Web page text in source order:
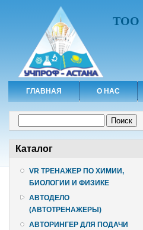
ТОО
ГЛАВНАЯ О НАС
Каталог
VR ТРЕНАЖЕР ПО ХИМИИ,
БИОЛОГИИ И ФИЗИКЕ
АВТОДЕЛО
(АВТОТРЕНАЖЕРЫ)
АВТОРИНГЕР ДЛЯ ПОДАЧИ